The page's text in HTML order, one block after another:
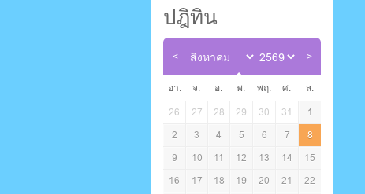
ปฎิทิน
อา. จ. อ. พ. พฤ. ศ.
ส.
26
27 28 29 30 31
1
2
3 4 5 6 7
8
9
10 11 12 13 14
15
16
17 18 19 20 21 22